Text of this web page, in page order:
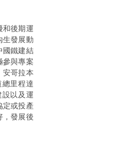
和後期運
生發展動
國鐵建結
參與專案
安哥拉本
里程達
以及運
定或投產
，發展後